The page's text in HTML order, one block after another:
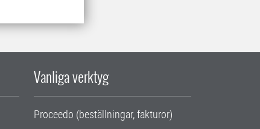
Vanliga verktyg
Proceedo (beställningar, fakturor)